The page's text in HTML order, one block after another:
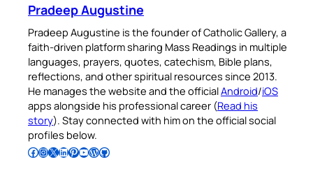
Pradeep Augustine
Pradeep Augustine is the founder of Catholic Gallery, a
faith-driven platform sharing Mass Readings in multiple
languages, prayers, quotes, catechism, Bible plans,
reflections, and other spiritual resources since 2013.
He manages the website and the officialAndroid/iOS
apps alongside his professional career (Read his
story). Stay connected with him on the official social
profiles below.
Follow Pradeep on Facebook Follow Pradeep on InstagramFollow Pradeep on X Follow Pradeep on LinkedIn Follow Pradeep on Pinterest Subscribe to Pradeep’s Youtube Channel Follow Pradeep on WordPress Follow Pradeep on GitHub